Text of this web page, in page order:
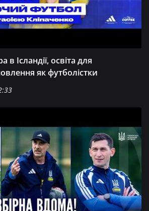
Ісландії, освіта для
як футболістки